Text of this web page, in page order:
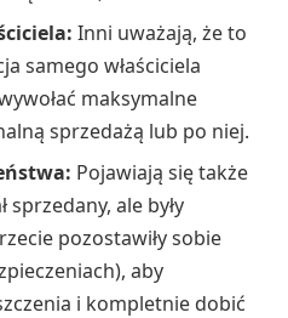
Inni uważają, że to
samego właściciela
maksymalne
sprzedażą lub po niej.
Pojawiają się także
sprzedany, ale były
pozostawiły sobie
aby
i kompletnie dobić